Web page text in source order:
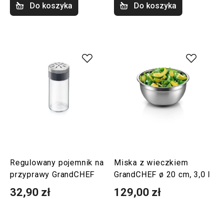
Do koszyka Do koszyka
Regulowany pojemnik na
przyprawy GrandCHEF
32,90 zł
Miska z wieczkiem
GrandCHEF ø 20 cm, 3,0 l
129,00 zł